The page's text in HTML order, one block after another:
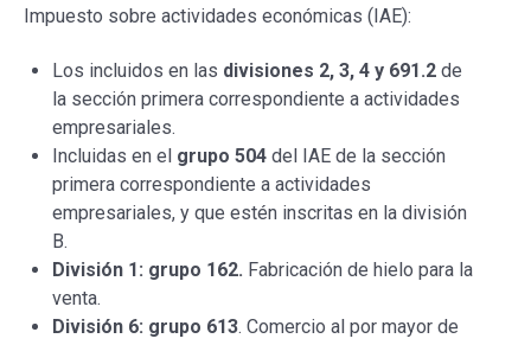
Impuesto sobre actividades económicas (IAE):
Los incluidos en las divisiones 2, 3, 4 y 691.2 de
la sección primera correspondiente a actividades
empresariales.
Incluidas en el grupo 504 del IAE de la sección
primera correspondiente a actividades
empresariales, y que estén inscritas en la división
B.
División 1: grupo 162. Fabricación de hielo para la
venta.
División 6: grupo 613. Comercio al por mayor de